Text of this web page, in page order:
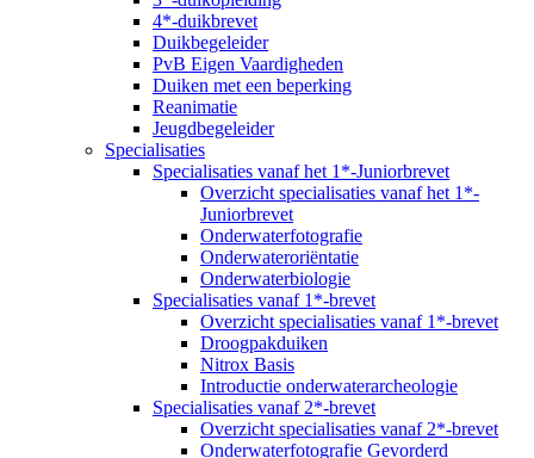
4*-duikbrevet
Duikbegeleider
PvB Eigen Vaardigheden
Duiken met een beperking
Reanimatie
Jeugdbegeleider
Specialisaties
Specialisaties vanaf het 1*-Juniorbrevet
Overzicht specialisaties vanaf het 1*-
Juniorbrevet
Onderwaterfotografie
Onderwateroriëntatie
Onderwaterbiologie
Specialisaties vanaf 1*-brevet
Overzicht specialisaties vanaf 1*-brevet
Droogpakduiken
Nitrox Basis
Introductie onderwaterarcheologie
Specialisaties vanaf 2*-brevet
Overzicht specialisaties vanaf 2*-brevet
Onderwaterfotografie Gevorderd